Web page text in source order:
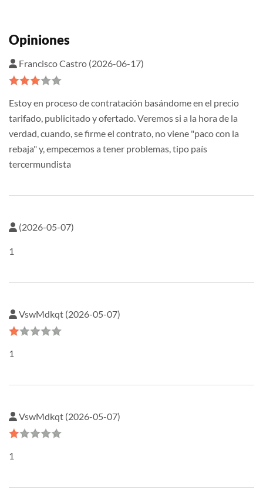
Opiniones
Francisco Castro (2026-06-17)
Estoy en proceso de contratación basándome en el precio
tarifado, publicitado y ofertado. Veremos si a la hora de la
verdad, cuando, se firme el contrato, no viene "paco con la
rebaja" y, empecemos a tener problemas, tipo país
tercermundista
(2026-05-07)
1
VswMdkqt (2026-05-07)
1
VswMdkqt (2026-05-07)
1